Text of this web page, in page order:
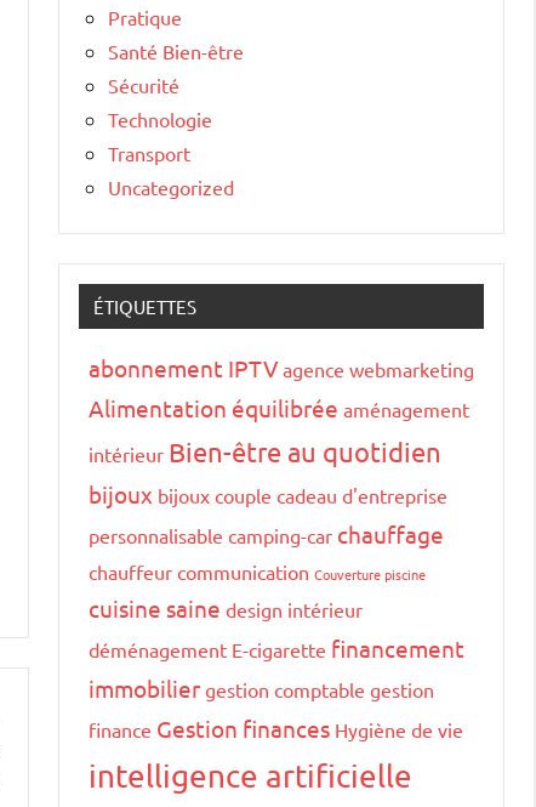
Pratique
Santé Bien-être
Sécurité
Technologie
Transport
Uncategorized
ÉTIQUETTES
abonnement IPTV agence webmarketing
Alimentation équilibrée aménagement
intérieur Bien-être au quotidien
bijoux bijoux couple cadeau d'entreprise
personnalisable camping-car chauffage
chauffeur communication Couverture piscine
cuisine saine design intérieur
déménagement E-cigarette financement
immobilier gestion comptable gestion
finance Gestion finances Hygiène de vie
intelligence artificielle